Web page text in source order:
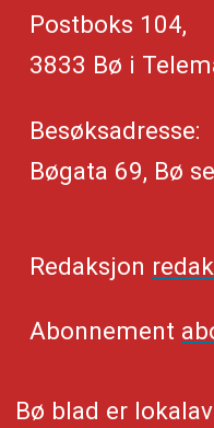
Postboks 104,
3833 Bø i
Besøksadresse:
Bøgata 69, Bø
Redaksjon
Abonnement
Bø blad er